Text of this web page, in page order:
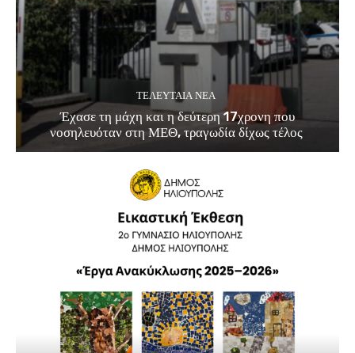
ΤΕΛΕΥΤΑΊΑ ΝΈΑ
Έχασε τη μάχη και η δεύτερη 17χρονη που
νοσηλευόταν στη ΜΕΘ, τραγωδία δίχως τέλος